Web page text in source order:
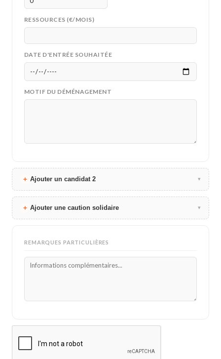
RESSOURCES (€/MOIS)
DATE D'ENTRÉE SOUHAITÉE
MOTIF DU DÉMÉNAGEMENT
Ajouter un candidat 2 ▾
Ajouter une caution solidaire ▾
REMARQUES PARTICULIÈRES